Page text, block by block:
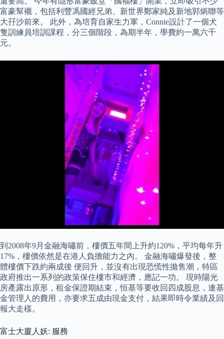
富豪幫襯，包括利豐馮國經兄弟、新世界鄭家純及新地郭炳聯等
大孖沙前來。 此外，為培育自家生力軍，Connie設計了一個犬
隻訓練員培訓課程，分三個階段，為期半年，學費約一萬六千
元。
到2008年9月金融海嘯前，樓價五年間上升約120%，平均每年升
17%，樓價依然是在港人負擔能力之內。 金融海嘯爆發後，整
體樓價下跌約兩成後 便回升，並沒有出現恐慌性拋售潮，特區
政府推出一系列的政策保住樓市和經濟，應記一功。 現時陽光
房產露出原形，租金保證期結束，恒基等要收回四成股息，連基
金管理人的費用，亦要求五成由現金支付，結果即時令業績及回
報大走樣。
富士大廈人妖: 服務